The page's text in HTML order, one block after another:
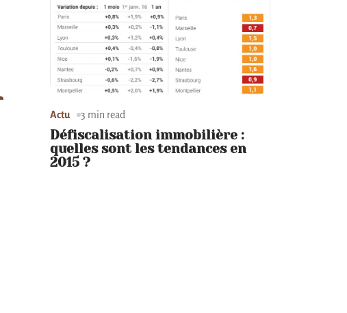
Actu 3 min read
Défiscalisation immobilière :
quelles sont les tendances en
2015 ?